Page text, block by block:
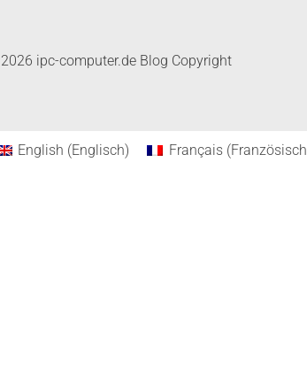
ipc-computer.de Blog Copyright
English (Englisch) Français(Französisch